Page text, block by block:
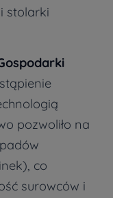
stolarki
pozwoliło na
co
surowców i